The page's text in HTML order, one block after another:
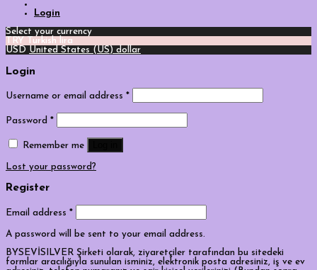
Login
Select your currency
TRY
Turkish lira
USD United States (US) dollar
Login
Username or email address *
Password *
Remember me
Lost your password?
Register
Email address *
A password will be sent to your email address.
BYSEVİSILVER Şirketi olarak, ziyaretçiler tarafından bu sitedeki
formlar aracılığıyla sunulan isminiz, elektronik posta adresiniz, iş ve ev